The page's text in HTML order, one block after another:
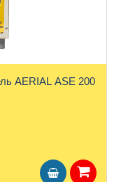
AERIAL ASE 200